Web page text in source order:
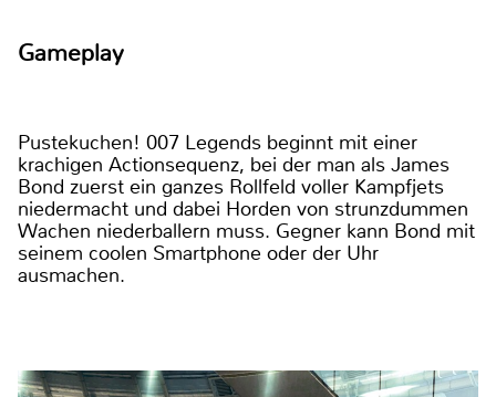
Gameplay
Pustekuchen! 007 Legends beginnt mit einer
krachigen Actionsequenz, bei der man als James
Bond zuerst ein ganzes Rollfeld voller Kampfjets
niedermacht und dabei Horden von strunzdummen
Wachen niederballern muss. Gegner kann Bond mit
seinem coolen Smartphone oder der Uhr
ausmachen.